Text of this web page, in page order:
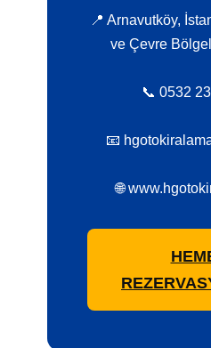
📍 Arnavutköy,
ve Çevre
📞 0532
📧
🌐